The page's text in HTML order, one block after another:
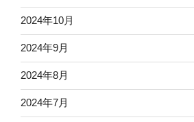
2024年10月
2024年9月
2024年8月
2024年7月